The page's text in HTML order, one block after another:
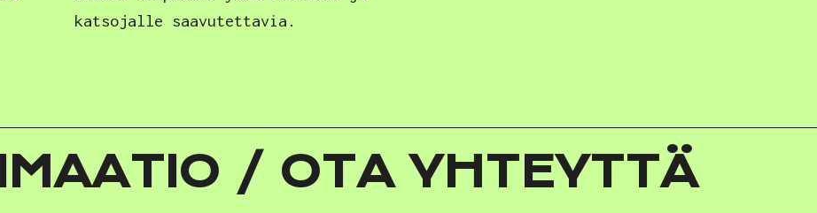
katsojalle saavutettavia.
/ OTA YHTEYTTÄ